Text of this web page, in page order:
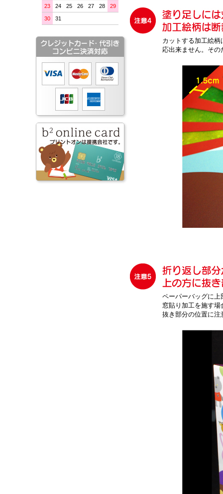
23 24 25 26 27 28 29
30 31
カットする加工絵
応出来ません。そ
ペーパーバッグに上
窓貼り加工を施す場
抜き部分の位置に注